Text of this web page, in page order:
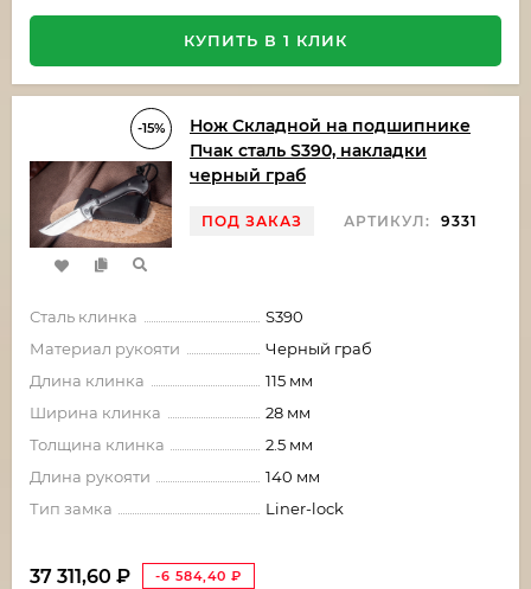
КУПИТЬ В 1 КЛИК
-15%
Нож Складной на подшипнике
Пчак сталь S390, накладки
черный граб
ПОД ЗАКАЗ АРТИКУЛ: 9331
Сталь клинка
S390
Материал рукояти
Черный граб
Длина клинка
115 мм
Ширина клинка
28 мм
Толщина клинка
2.5 мм
Длина рукояти
140 мм
Тип замка
Liner-lock
37 311,60 ₽ -6 584,40 ₽